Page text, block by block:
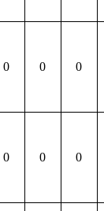
0 0 0
0 0 0